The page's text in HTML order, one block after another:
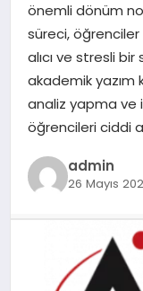
SIYASET
SPOR
TEKNOLOJI
YAŞAM
önemli dönüm
süreci,
alıcı ve stresli
akademik yazım
analiz yapma ve
öğrencileri ciddi
admin
26 Mayıs